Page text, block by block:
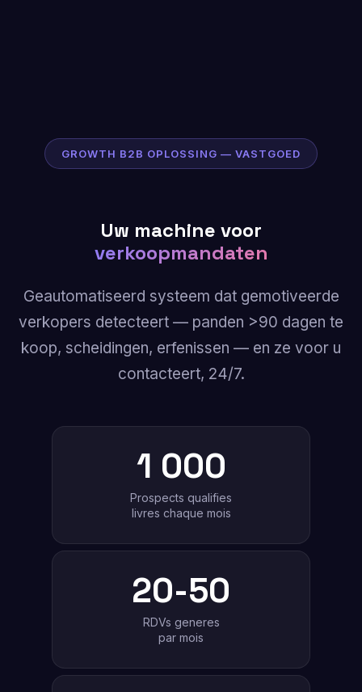
GROWTH B2B OPLOSSING — VASTGOED
Uw machine voor
verkoopmandaten
Geautomatiseerd systeem dat gemotiveerde
verkopers detecteert — panden >90 dagen te
koop, scheidingen, erfenissen — en ze voor u
contacteert, 24/7.
1 000
Prospects qualifies
livres chaque mois
20-50
RDVs generes
par mois